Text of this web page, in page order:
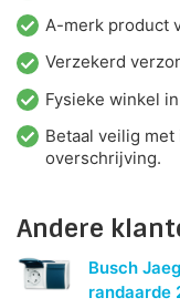
A-merk product
Verzekerd
Fysieke winkel in
Betaal veilig
overschrijving.
Andere
Busch
randaarde